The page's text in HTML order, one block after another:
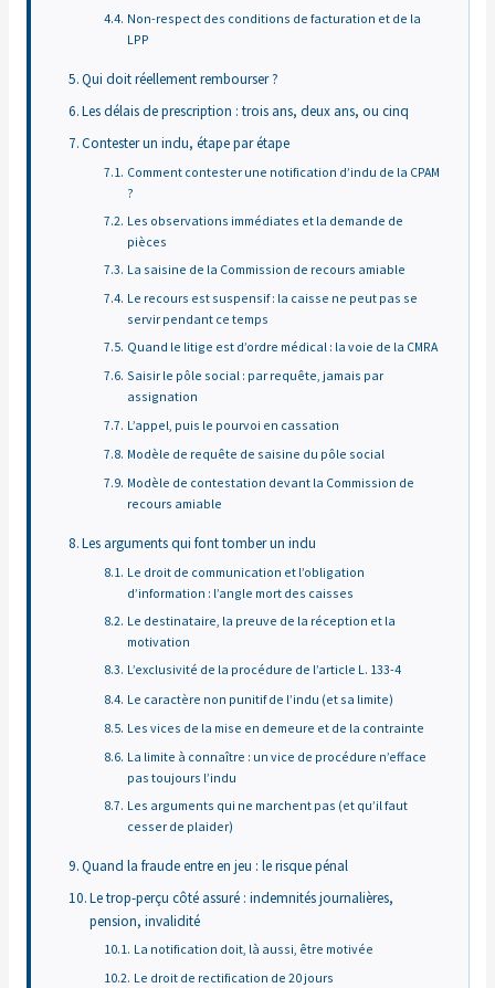
Non-respect des conditions de facturation et de la
LPP
Qui doit réellement rembourser ?
Les délais de prescription : trois ans, deux ans, ou cinq
Contester un indu, étape par étape
Comment contester une notification d’indu de la CPAM
?
Les observations immédiates et la demande de
pièces
La saisine de la Commission de recours amiable
Le recours est suspensif : la caisse ne peut pas se
servir pendant ce temps
Quand le litige est d’ordre médical : la voie de la CMRA
Saisir le pôle social : par requête, jamais par
assignation
L’appel, puis le pourvoi en cassation
Modèle de requête de saisine du pôle social
Modèle de contestation devant la Commission de
recours amiable
Les arguments qui font tomber un indu
Le droit de communication et l’obligation
d’information : l’angle mort des caisses
Le destinataire, la preuve de la réception et la
motivation
L’exclusivité de la procédure de l’article L. 133-4
Le caractère non punitif de l’indu (et sa limite)
Les vices de la mise en demeure et de la contrainte
La limite à connaître : un vice de procédure n’efface
pas toujours l’indu
Les arguments qui ne marchent pas (et qu’il faut
cesser de plaider)
Quand la fraude entre en jeu : le risque pénal
Le trop-perçu côté assuré : indemnités journalières,
pension, invalidité
La notification doit, là aussi, être motivée
Le droit de rectification de 20 jours